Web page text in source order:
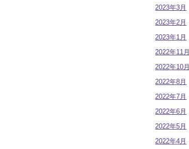
2023年3月
2023年2月
2023年1月
2022年11月
2022年10月
2022年8月
2022年7月
2022年6月
2022年5月
2022年4月